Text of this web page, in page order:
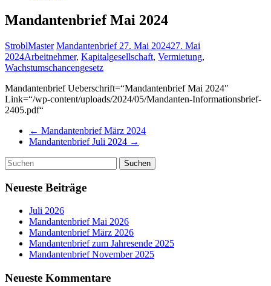
Mandantenbrief Mai 2024
StroblMaster Mandantenbrief 27. Mai 202427. Mai
2024Arbeitnehmer, Kapitalgesellschaft, Vermietung,
Wachstumschancengesetz
Mandantenbrief Ueberschrift=“Mandantenbrief Mai 2024″
Link=“/wp-content/uploads/2024/05/Mandanten-Informationsbrief-
2405.pdf“
← Mandantenbrief März 2024
Mandantenbrief Juli 2024 →
Neueste Beiträge
Juli 2026
Mandantenbrief Mai 2026
Mandantenbrief März 2026
Mandantenbrief zum Jahresende 2025
Mandantenbrief November 2025
Neueste Kommentare